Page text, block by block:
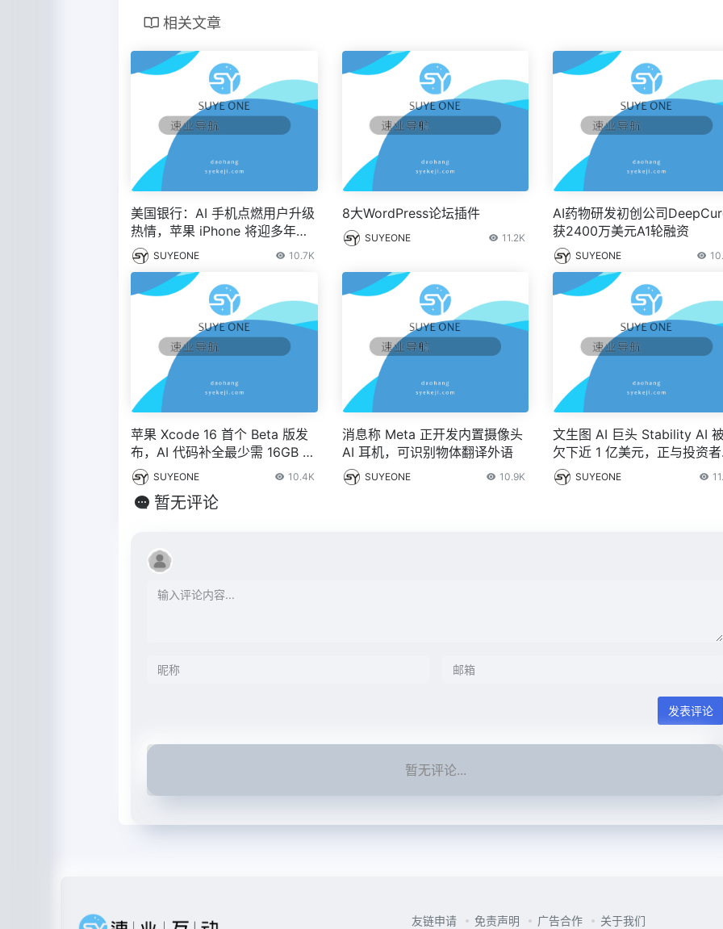
相关文章
美国银行：AI 手机点燃用户升级
热情，苹果 iPhone 将迎多年升
级周期 – IT之家
SUYEONE 10.7K
8大WordPress论坛插件
SUYEONE 11.2K
AI药物研发初创公司
获2400万美元A1轮融资
SUYEONE
苹果 Xcode 16 首个 Beta 版发
布，AI 代码补全最少需 16GB 内
存
SUYEONE 10.4K
消息称 Meta 正开发内置摄像头
AI 耳机，可识别物体翻译外语
SUYEONE 10.9K
文生图 AI 巨头 Stability AI
欠下近 1 亿美元，正与投资者
谈融资事宜
SUYEONE
暂无评论
发表评论
暂无评论...
友链申请 免责声明 广告合作 关于我们